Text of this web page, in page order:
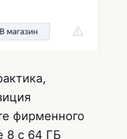
фирменного
8 с 64 ГБ